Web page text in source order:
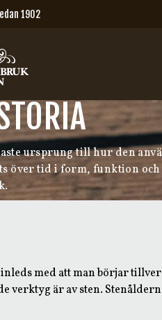
1902
ursprung till hur den
över tid i form, funktion och
med att man börjar
verktyg är av sten.